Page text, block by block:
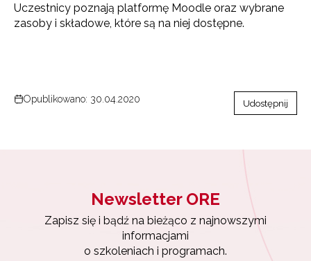
Uczestnicy poznają platformę Moodle oraz wybrane
zasoby i składowe, które są na niej dostępne.
Opublikowano: 30.04.2020 Udostępnij
Newsletter ORE
Zapisz się i bądź na bieżąco z najnowszymi
informacjami
o szkoleniach i programach.